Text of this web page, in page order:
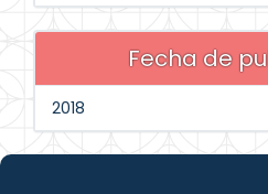
Fecha de
2018